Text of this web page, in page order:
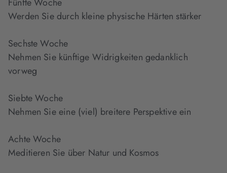
Fünfte Woche
Werden Sie durch kleine physische Härten stärker
Sechste Woche
Nehmen Sie künftige Widrigkeiten gedanklich
vorweg
Siebte Woche
Nehmen Sie eine (viel) breitere Perspektive ein
Achte Woche
Meditieren Sie über Natur und Kosmos